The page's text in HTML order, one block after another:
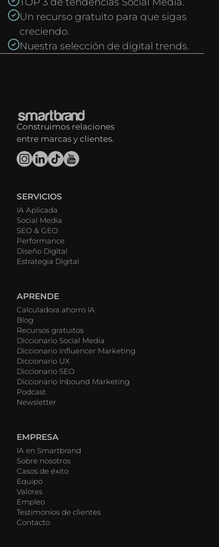
Un recurso gratuito para que sigas
creciendo.
Nuestra selección de digital trends.
Construimos relaciones
entre marcas y clientes.
SERVICIOS
IA Aplicada
Social Media
SEO & GEO
Performance
Diseño Digital
Estrategia Digital
APRENDE
Calculadora ahorro IA
Blog
Recursos gratuitos
Diccionario Social Media
Diccionario Influencer Marketing
Diccionario UX
Diccionario SEO
Diccionario Inbound Marketing
Podcast
Newsletter
EMPRESA
IA en Smartbrand
Sobre nosotros
Casos de éxito
Equipo
Valores
Empleo
Testimonios de clientes
Contacto